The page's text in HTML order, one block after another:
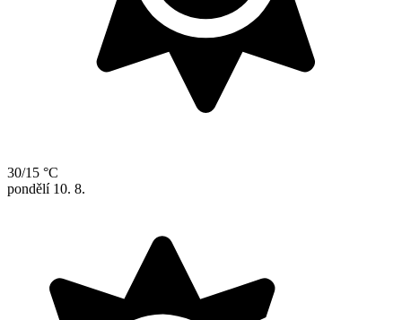
30/15 °C
pondělí 10. 8.